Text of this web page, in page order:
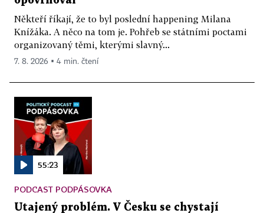
Někteří říkají, že to byl poslední happening Milana
Knížáka. A něco na tom je. Pohřeb se státními poctami
organizovaný těmi, kterými slavný...
7. 8. 2026 ▪ 4 min. čtení
55:23
PODCAST PODPÁSOVKA
Utajený problém. V Česku se chystají